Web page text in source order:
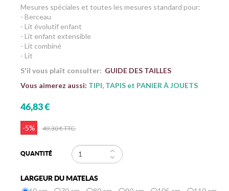
Mesures spéciales et toutes les mesures standard pour:
- Berceau
- Lit évolutif enfant
- Lit enfant extensible
- Lit combiné
- Lit
S'il vous plaît consulter: GUIDE DES TAILLES
Vous aimerez aussi: TIPI, TAPIS et PANIER À JOUETS
46,83 €
-5% 49,30 €TTC.
QUANTITÉ
LARGEUR DU MATELAS